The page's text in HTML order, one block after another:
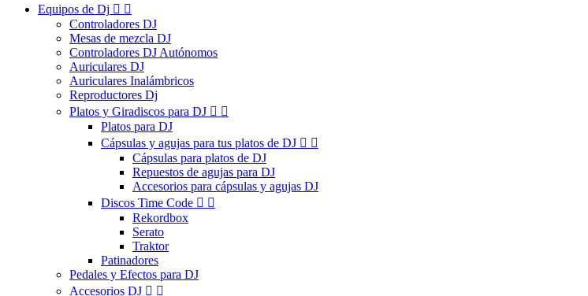
Equipos de Dj  
Controladores DJ
Mesas de mezcla DJ
Controladores DJ Autónomos
Auriculares DJ
Auriculares Inalámbricos
Reproductores Dj
Platos y Giradiscos para DJ  
Platos para DJ
Cápsulas y agujas para tus platos de DJ  
Cápsulas para platos de DJ
Repuestos de agujas para DJ
Accesorios para cápsulas y agujas DJ
Discos Time Code  
Rekordbox
Serato
Traktor
Patinadores
Pedales y Efectos para DJ
Accesorios DJ  